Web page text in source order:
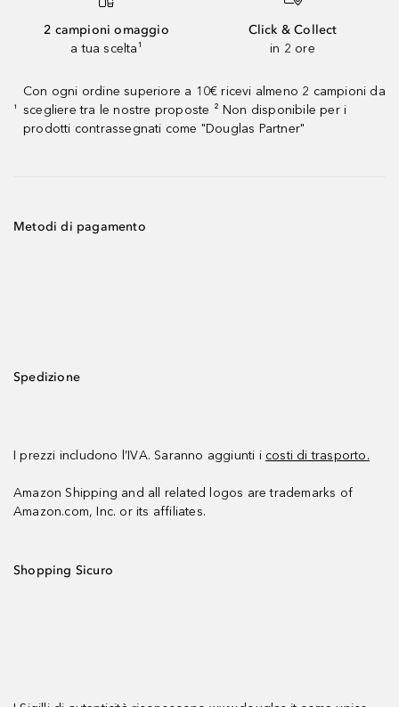
2 campioni omaggio
a tua scelta¹
Click & Collect
in 2 ore
¹
Con ogni ordine superiore a 10€ ricevi almeno 2 campioni da
scegliere tra le nostre proposte ² Non disponibile per i
prodotti contrassegnati come "Douglas Partner"
Metodi di pagamento
Spedizione
I prezzi includono l’IVA. Saranno aggiunti i costi di trasporto.
Amazon Shipping and all related logos are trademarks of
Amazon.com, Inc. or its affiliates.
Shopping Sicuro